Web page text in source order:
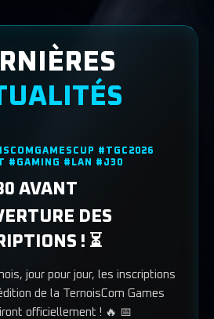
#TGC2026
#GAMING #LAN #J30
AVANT
DES
! ⏳
jour pour jour, les inscriptions
de la TernoisCom Games
officiellement ! 🔥 📅